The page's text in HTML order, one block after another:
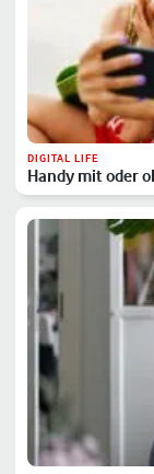
DIGITAL LIFE
Handy mit oder